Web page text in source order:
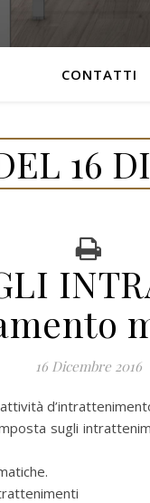
CONTATTI
16
16 Dicembre 2016
sugli